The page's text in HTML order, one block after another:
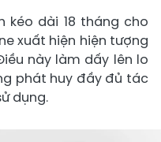
kéo dài 18 tháng cho
xuất hiện hiện tượng
này làm dấy lên lo
phát huy đầy đủ tác
dụng.